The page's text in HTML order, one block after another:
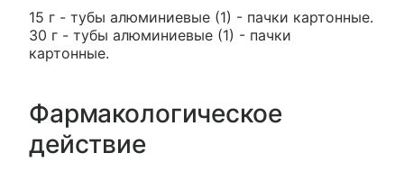
15 г - тубы алюминиевые (1) - пачки картонные.
30 г - тубы алюминиевые (1) - пачки
картонные.
Фармакологическое
действие